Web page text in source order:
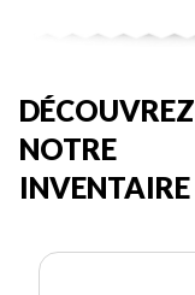
DÉCOUVREZ
NOTRE
INVENTAIRE